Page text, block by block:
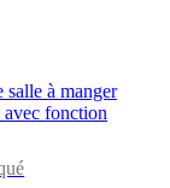
salle à manger
fonction